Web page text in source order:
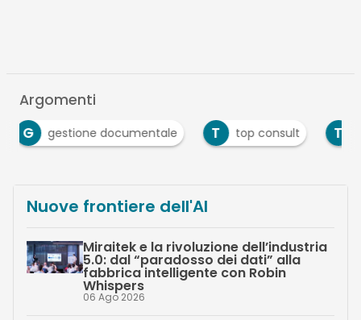
Argomenti
T top consult topmedia social NED
Nuove frontiere dell'AI
Miraitek e la rivoluzione dell’industria
5.0: dal “paradosso dei dati” alla
fabbrica intelligente con Robin
Whispers
06 Ago 2026